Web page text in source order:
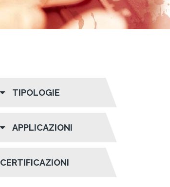
TIPOLOGIE
APPLICAZIONI
CERTIFICAZIONI